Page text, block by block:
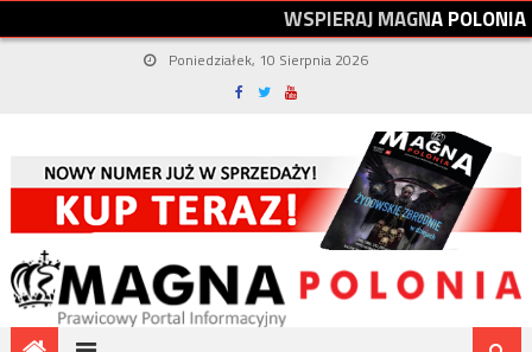
WSPIERAJMAGNAPOLONIA
Poniedziałek, 10 Sierpnia 2026